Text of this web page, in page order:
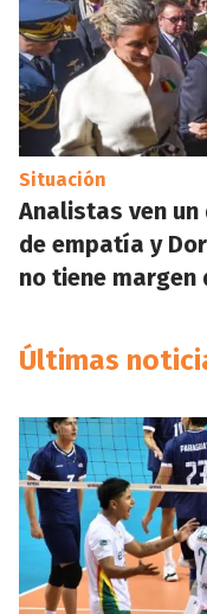
Situación
Analistas ven
de empatía y
no tiene margen
Últimas